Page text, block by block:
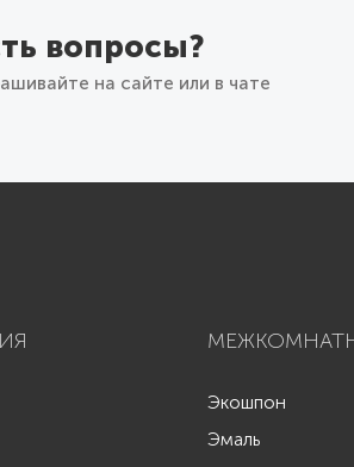
вопросы?
на сайте или в чате
Экошпон
Эмаль